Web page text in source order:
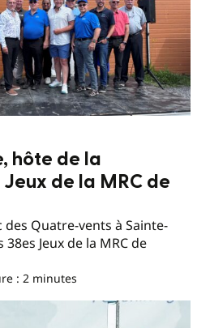
hôte de la
de la MRC de
des Quatre-vents à Sainte-
Jeux de la MRC de
: 2 minutes